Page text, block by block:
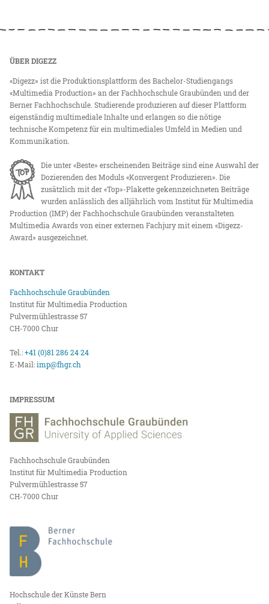
ÜBER DIGEZZ
«Digezz» ist die Produktionsplattform des Bachelor-Studiengangs
«Multimedia Production» an der Fachhochschule Graubünden und der
Berner Fachhochschule. Studierende produzieren auf dieser Plattform
eigenständig multimediale Inhalte und erlangen so die nötige
technische Kompetenz für ein multimediales Umfeld in Medien und
Kommunikation.
Die unter «Beste» erscheinenden Beiträge sind eine Auswahl der
Dozierenden des Moduls «Konvergent Produzieren». Die
zusätzlich mit der «Top»-Plakette gekennzeichneten Beiträge
wurden anlässlich des alljährlich vom Institut für Multimedia
Production (IMP) der Fachhochschule Graubünden veranstalteten
Multimedia Awards von einer externen Fachjury mit einem «Digezz-
Award» ausgezeichnet.
KONTAKT
Fachhochschule Graubünden
Institut für Multimedia Production
Pulvermühlestrasse 57
CH-7000 Chur
Tel.:+41 (0)81 286 24 24
E-Mail:imp@fhgr.ch
IMPRESSUM
Fachhochschule Graubünden
Institut für Multimedia Production
Pulvermühlestrasse 57
CH-7000 Chur
Hochschule der Künste Bern